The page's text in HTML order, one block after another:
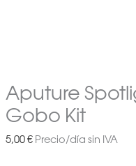
Aputure
Gobo Kit
5,00€ Precio/día sin IVA